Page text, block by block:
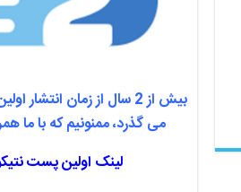
بیش از 2 سال از زمان
می گذرد، ممنونیم که با ما
لینک اولین پست